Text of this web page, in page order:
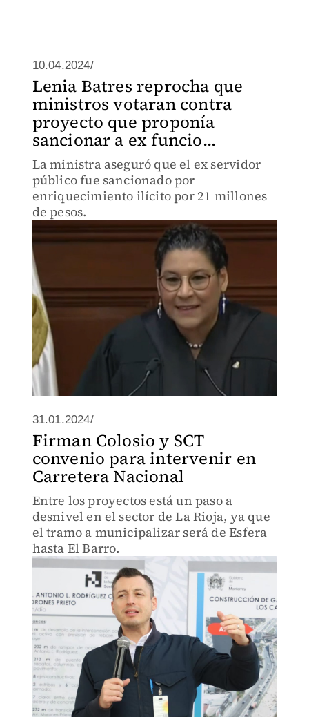
10.04.2024/
Lenia Batres reprocha que
ministros votaran contra
proyecto que proponía
sancionar a ex funcio...
La ministra aseguró que el ex servidor
público fue sancionado por
enriquecimiento ilícito por 21 millones
de pesos.
31.01.2024/
Firman Colosio y SCT
convenio para intervenir en
Carretera Nacional
Entre los proyectos está un paso a
desnivel en el sector de La Rioja, ya que
el tramo a municipalizar será de Esfera
hasta El Barro.